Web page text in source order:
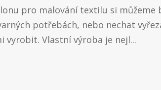
pro malování textilu si můžeme
potřebách, nebo nechat
vyrobit. Vlastní výroba je nejl...